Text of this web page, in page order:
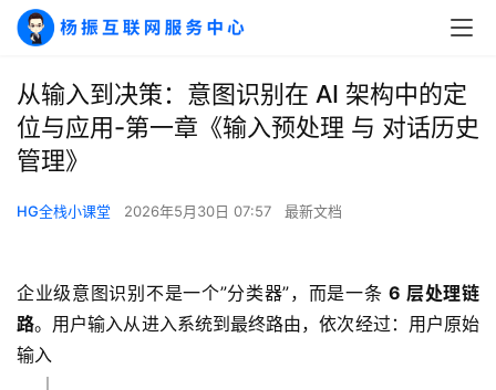
从输入到决策：意图识别在 AI 架构中的定
位与应用-第一章《输入预处理 与 对话历史
管理》
HG全栈小课堂 2026年5月30日 07:57 最新文档
企业级意图识别不是一个”分类器”，而是一条 6 层处理链
路。用户输入从进入系统到最终路由，依次经过：用户原始
输入